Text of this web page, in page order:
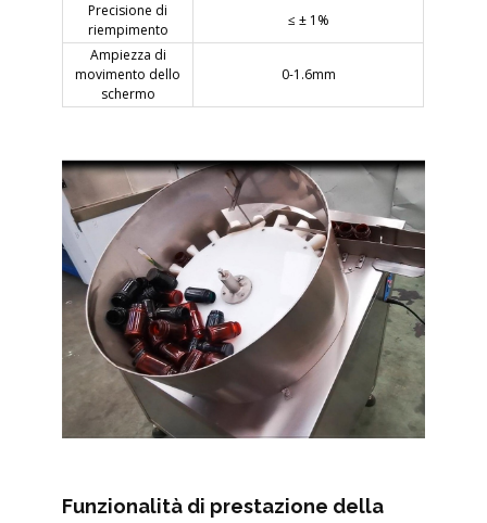
Precisione di
riempimento
≤ ± 1%
Ampiezza di
movimento dello
schermo
0-1.6mm
Funzionalità di prestazione della